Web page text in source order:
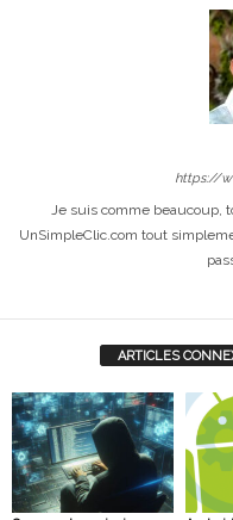
https://
Je suis comme beaucoup,
UnSimpleClic.com tout
ARTICLES